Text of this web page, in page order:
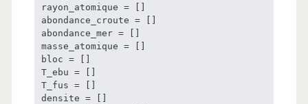
rayon_atomique = []
abondance_croute = []
abondance_mer = []
masse_atomique = []
bloc = []
T_ebu = []
T_fus = []
densite = []